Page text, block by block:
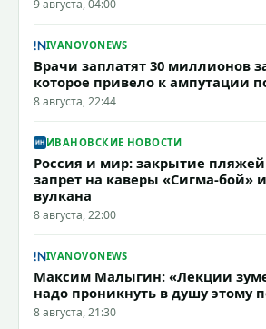
9 августа, 04:00
IVANOVONEWS
Врачи заплатят 30 миллионов
которое привело к ампутации
8 августа, 22:44
ИВАНОВСКИЕ НОВОСТИ
Россия и мир: закрытие
запрет на каверы «Сигма-бой»
вулкана
8 августа, 22:00
IVANOVONEWS
Максим Малыгин: «Лекции
надо проникнуть в душу этому
8 августа, 21:30